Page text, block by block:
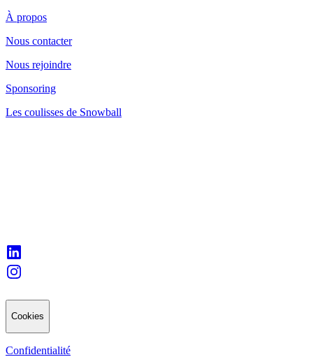
À propos
Nous contacter
Nous rejoindre
Sponsoring
Les coulisses de Snowball
Cookies
Confidentialité